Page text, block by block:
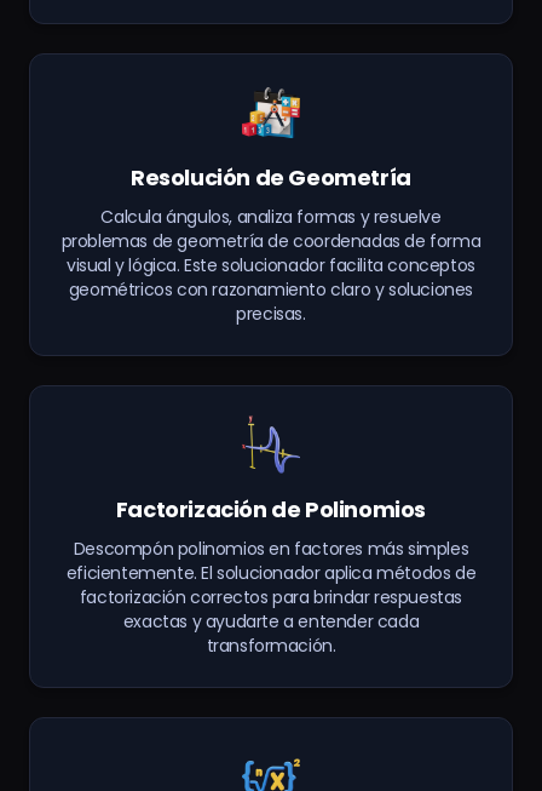
Resolución de Geometría
Calcula ángulos, analiza formas y resuelve
problemas de geometría de coordenadas de forma
visual y lógica. Este solucionador facilita conceptos
geométricos con razonamiento claro y soluciones
precisas.
Factorización de Polinomios
Descompón polinomios en factores más simples
eficientemente. El solucionador aplica métodos de
factorización correctos para brindar respuestas
exactas y ayudarte a entender cada
transformación.